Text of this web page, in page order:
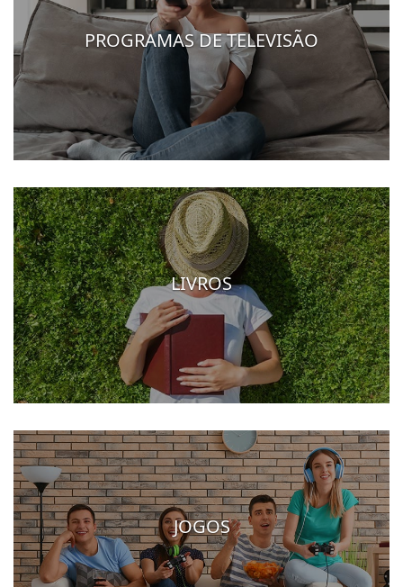
PROGRAMAS DE TELEVISÃO
LIVROS
JOGOS